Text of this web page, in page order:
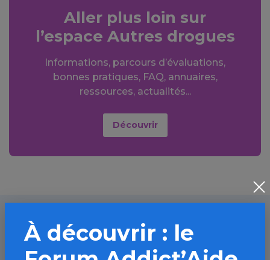
Aller plus loin sur
l’espace Autres drogues
Informations, parcours d’évaluations,
bonnes pratiques, FAQ, annuaires,
ressources, actualités...
Découvrir
À lire aussi
À découvrir : le